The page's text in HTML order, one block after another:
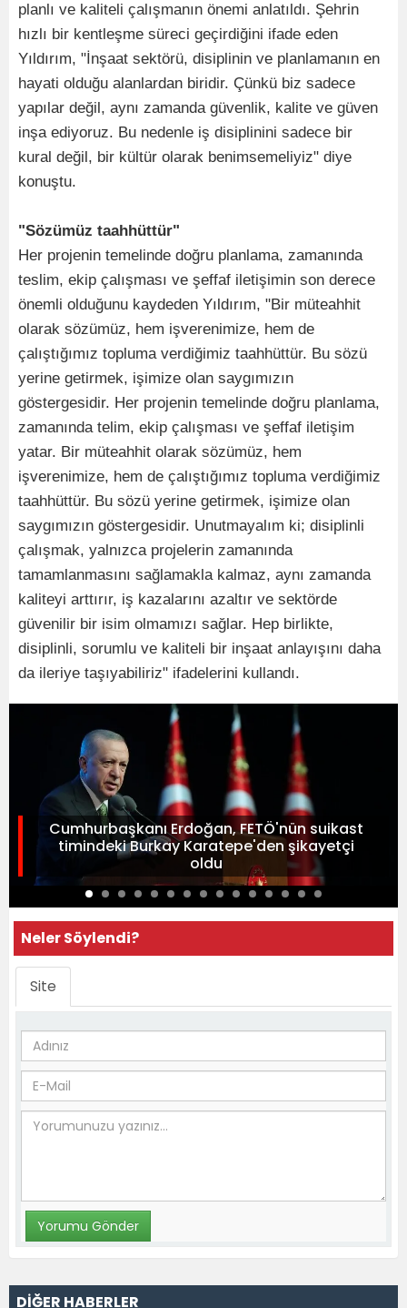
planlı ve kaliteli çalışmanın önemi anlatıldı. Şehrin
hızlı bir kentleşme süreci geçirdiğini ifade eden
Yıldırım, "İnşaat sektörü, disiplinin ve planlamanın en
hayati olduğu alanlardan biridir. Çünkü biz sadece
yapılar değil, aynı zamanda güvenlik, kalite ve güven
inşa ediyoruz. Bu nedenle iş disiplinini sadece bir
kural değil, bir kültür olarak benimsemeliyiz" diye
konuştu.
"Sözümüz taahhüttür"
Her projenin temelinde doğru planlama, zamanında
teslim, ekip çalışması ve şeffaf iletişimin son derece
önemli olduğunu kaydeden Yıldırım, "Bir müteahhit
olarak sözümüz, hem işverenimize, hem de
çalıştığımız topluma verdiğimiz taahhüttür. Bu sözü
yerine getirmek, işimize olan saygımızın
göstergesidir. Her projenin temelinde doğru planlama,
zamanında telim, ekip çalışması ve şeffaf iletişim
yatar. Bir müteahhit olarak sözümüz, hem
işverenimize, hem de çalıştığımız topluma verdiğimiz
taahhüttür. Bu sözü yerine getirmek, işimize olan
saygımızın göstergesidir. Unutmayalım ki; disiplinli
çalışmak, yalnızca projelerin zamanında
tamamlanmasını sağlamakla kalmaz, aynı zamanda
kaliteyi arttırır, iş kazalarını azaltır ve sektörde
güvenilir bir isim olmamızı sağlar. Hep birlikte,
disiplinli, sorumlu ve kaliteli bir inşaat anlayışını daha
da ileriye taşıyabiliriz" ifadelerini kullandı.
Cumhurbaşkanı Erdoğan, FETÖ'nün suikast
timindeki Burkay Karatepe'den şikayetçi
oldu
Neler Söylendi?
Site
DİĞER HABERLER